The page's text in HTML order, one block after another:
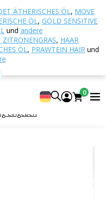
ÄTHERISCHES ÖL, MOVE
ÖL, GOLD SENSITIVE
und andere
ZITRONENGRAS, HAAR
ÖL, PRAWTEIN HAIRund
0
Ätherische
Öle
Grüner
CO₂
ätherisches Öl
eingeben